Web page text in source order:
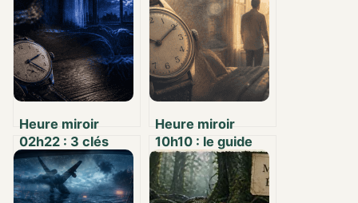
Heure miroir
02h22 : 3 clés
pour décoder ce
message de
synchronicité
Heure miroir
10h10 : le guide
pour décoder
votre vie
amoureuse